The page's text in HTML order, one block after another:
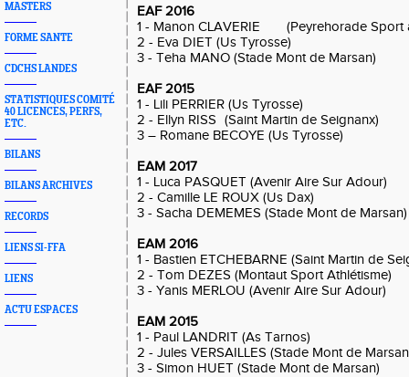
MASTERS
FORME SANTE
CDCHS LANDES
STATISTIQUES COMITÉ
40 LICENCES, PERFS,
ETC.
BILANS
BILANS ARCHIVES
RECORDS
LIENS SI-FFA
LIENS
ACTU ESPACES
EAF 2016
1 - Manon CLAVERIE
(Peyrehorade Sport
2 - Eva DIET (Us Tyrosse)
3 - Teha MANO (Stade Mont de Marsan)
EAF 2015
1 - Lili PERRIER (Us Tyrosse)
2 - Ellyn RISS (Saint Martin de Seignanx)
3 – Romane BECOYE (Us Tyrosse)
EAM 2017
1 - Luca PASQUET (Avenir Aire Sur Adour)
2 - Camille LE ROUX (Us Dax)
3 - Sacha DEMEMES (Stade Mont de Marsan)
EAM 2016
1 - Bastien ETCHEBARNE (Saint Martin de
2 - Tom DEZES (Montaut Sport Athlétisme)
3 - Yanis MERLOU (Avenir Aire Sur Adour)
EAM 2015
1 - Paul LANDRIT (As Tarnos)
2 - Jules VERSAILLES (Stade Mont de
3 - Simon HUET (Stade Mont de Marsan)